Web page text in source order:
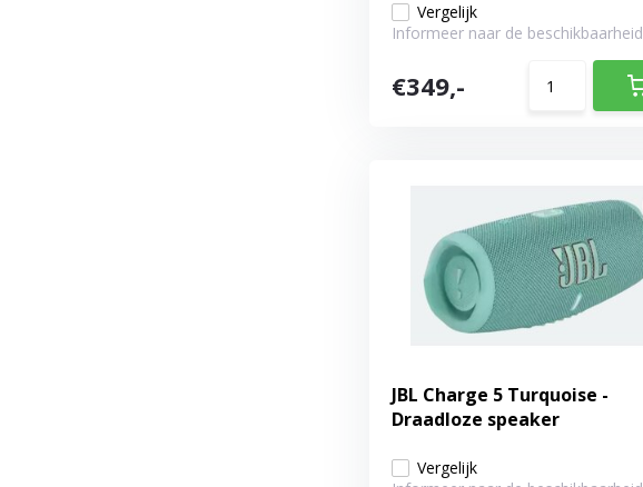
Vergelijk
Informeer naar de beschikbaarheid
€349,-
JBL Charge 5 Turquoise -
Draadloze speaker
Vergelijk